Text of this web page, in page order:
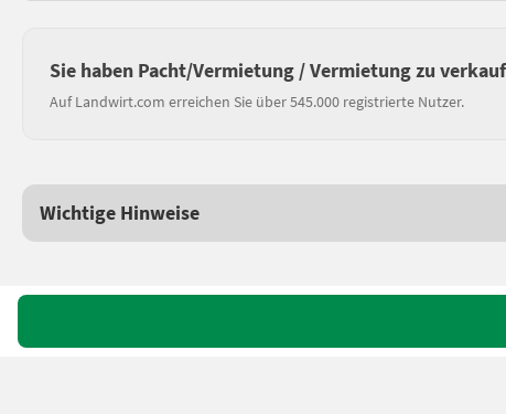
Sie haben Pacht/Vermietung / Vermietung zu
Auf Landwirt.com erreichen Sie über 545.000 registrierte Nutzer.
Wichtige Hinweise